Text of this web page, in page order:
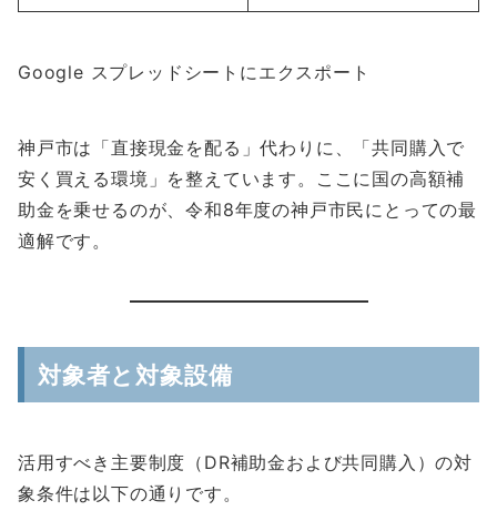
Google スプレッドシートにエクスポート
神戸市は「直接現金を配る」代わりに、「共同購入で
安く買える環境」を整えています。ここに国の高額補
助金を乗せるのが、令和8年度の神戸市民にとっての最
適解です。
対象者と対象設備
活用すべき主要制度（DR補助金および共同購入）の対
象条件は以下の通りです。